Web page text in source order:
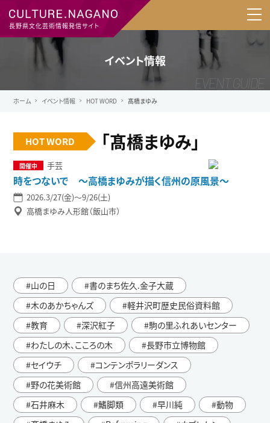
長野県文化芸術情報発信サイト
イベント情報
ホーム イベント情報 HOT WORD 髙橋まゆみ
HOT WORD 「髙橋まゆみ」
手芸
時をつないで ～高橋まゆみが描く信州の原風景～
2026.3/27(金)〜9/26(土)
高橋まゆみ人形館（飯山市）
山の日
書のまち佐久.金子大蔵
木のあかちゃんズ
軽井沢町歴史民俗資料館
教育
深沢紅子
駒の里ふれあいセンター
わたしの木、こころの木
長野市立博物館
セイウチ
コンテンポラリーダンス
野の花美術館
信州高遠美術館
石井麻木
鰭脚類 早川純
動物